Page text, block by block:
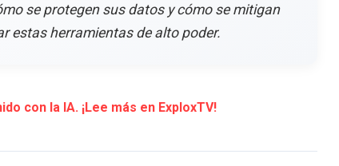
se protegen sus datos y cómo se mitigan
estas herramientas de alto poder.
con la IA. ¡Lee más en ExploxTV!